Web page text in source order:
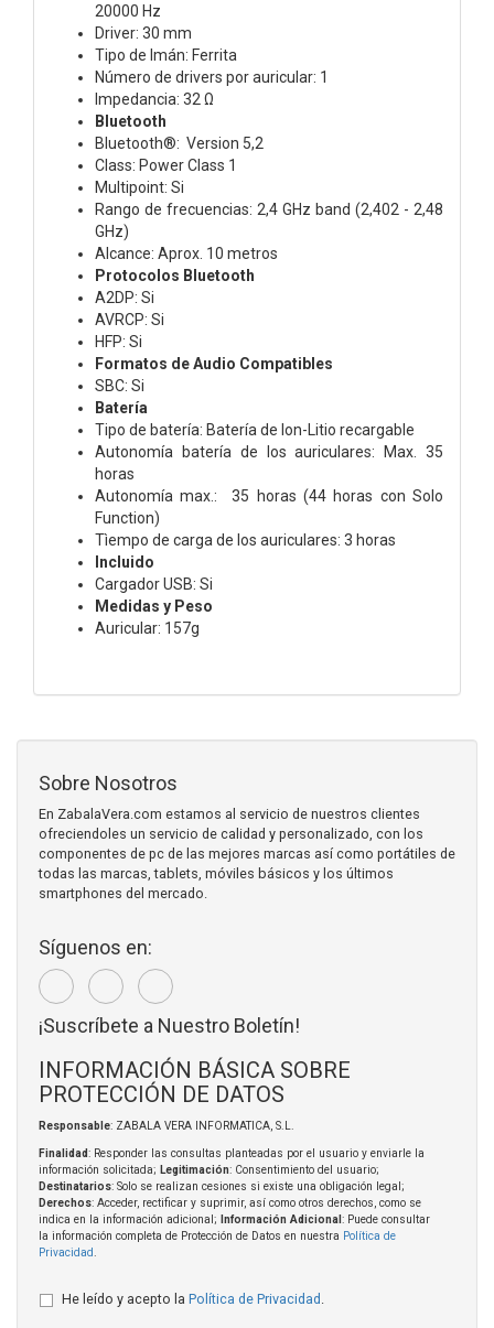
20000 Hz
Driver: 30 mm
Tipo de Imán: Ferrita
Número de drivers por auricular: 1
Impedancia: 32 Ω
Bluetooth
Bluetooth®: Version 5,2
Class: Power Class 1
Multipoint: Si
Rango de frecuencias: 2,4 GHz band (2,402 - 2,48
GHz)
Alcance: Aprox. 10 metros
Protocolos Bluetooth
A2DP: Si
AVRCP: Si
HFP: Si
Formatos de Audio Compatibles
SBC: Si
Batería
Tipo de batería: Batería de Ion-Litio recargable
Autonomía batería de los auriculares: Max. 35
horas
Autonomía max.: 35 horas (44 horas con Solo
Function)
Tìempo de carga de los auriculares: 3 horas
Incluido
Cargador USB: Si
Medidas y Peso
Auricular: 157g
Sobre Nosotros
En ZabalaVera.com estamos al servicio de nuestros clientes
ofreciendoles un servicio de calidad y personalizado, con los
componentes de pc de las mejores marcas así como portátiles de
todas las marcas, tablets, móviles básicos y los últimos
smartphones del mercado.
Síguenos en:
¡Suscríbete a Nuestro Boletín!
INFORMACIÓN BÁSICA SOBRE
PROTECCIÓN DE DATOS
Responsable: ZABALA VERA INFORMATICA, S.L.
Finalidad: Responder las consultas planteadas por el usuario y enviarle la
información solicitada; Legitimación: Consentimiento del usuario;
Destinatarios: Solo se realizan cesiones si existe una obligación legal;
Derechos: Acceder, rectificar y suprimir, así como otros derechos, como se
indica en la información adicional;
Información Adicional : Puede consultar
la información completa de Protección de Datos en nuestra Política de
Privacidad
He leído y acepto la Política de Privacidad